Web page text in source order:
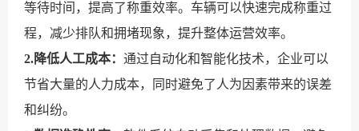
等待时间，提高了称重效率。车辆可以快速完成称重过
程，减少排队和拥堵现象，提升整体运营效率。
2.降低人工成本： 通过自动化和智能化技术，企业可以
节省大量的人力成本，同时避免了人为因素带来的误差
和纠纷。